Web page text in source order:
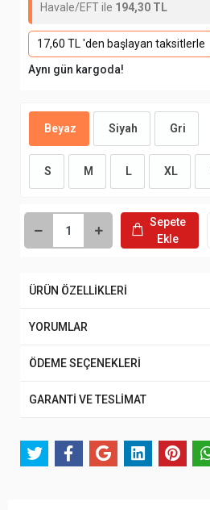
Havale/EFT ile 194,30 TL
17,60 TL 'den başlayan taksitlerle
Aynı gün kargoda!
Beyaz Siyah Gri
S M L XL
Sepete
Ekle
ÜRÜN ÖZELLİKLERİ
YORUMLAR
ÖDEME SEÇENEKLERİ
GARANTİ VE TESLİMAT